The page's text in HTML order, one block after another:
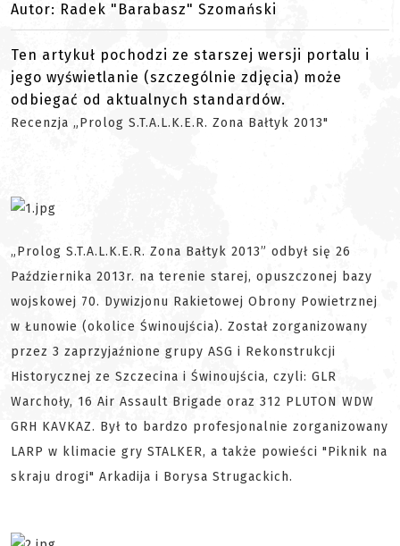
Autor: Radek "Barabasz" Szomański
Ten artykuł pochodzi ze starszej wersji portalu i
jego wyświetlanie (szczególnie zdjęcia) może
odbiegać od aktualnych standardów.
Recenzja „Prolog S.T.A.L.K.E.R. Zona Bałtyk 2013"
„Prolog S.T.A.L.K.E.R. Zona Bałtyk 2013” odbył się 26
Października 2013r. na terenie starej, opuszczonej bazy
wojskowej 70. Dywizjonu Rakietowej Obrony Powietrznej
w Łunowie (okolice Świnoujścia). Został zorganizowany
przez 3 zaprzyjaźnione grupy ASG i Rekonstrukcji
Historycznej ze Szczecina i Świnoujścia, czyli: GLR
Warchoły, 16 Air Assault Brigade oraz 312 PLUTON WDW
GRH KAVKAZ. Był to bardzo profesjonalnie zorganizowany
LARP w klimacie gry STALKER, a także powieści "Piknik na
skraju drogi" Arkadija i Borysa Strugackich.